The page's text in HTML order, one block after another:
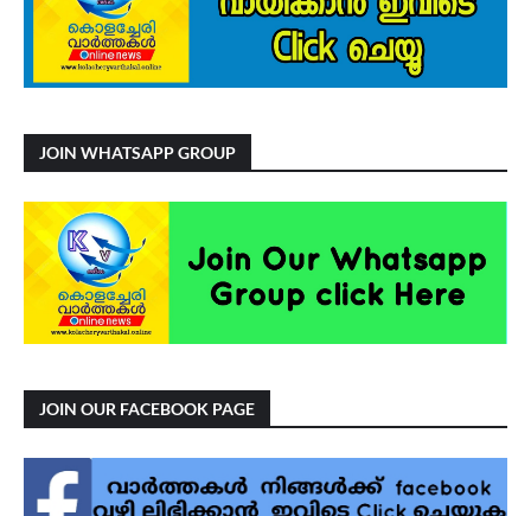
JOIN WHATSAPP GROUP
JOIN OUR FACEBOOK PAGE